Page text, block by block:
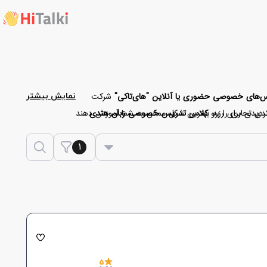
خصوصی حضوری یا آنلاین "های‌تاکی" شرکت
تجاری را به بهترین شکل ممکن به شما آموزش دهند
برای رزروکلاس تدریس خصوصی زبان هندی
نمایش بیشتر
1
5